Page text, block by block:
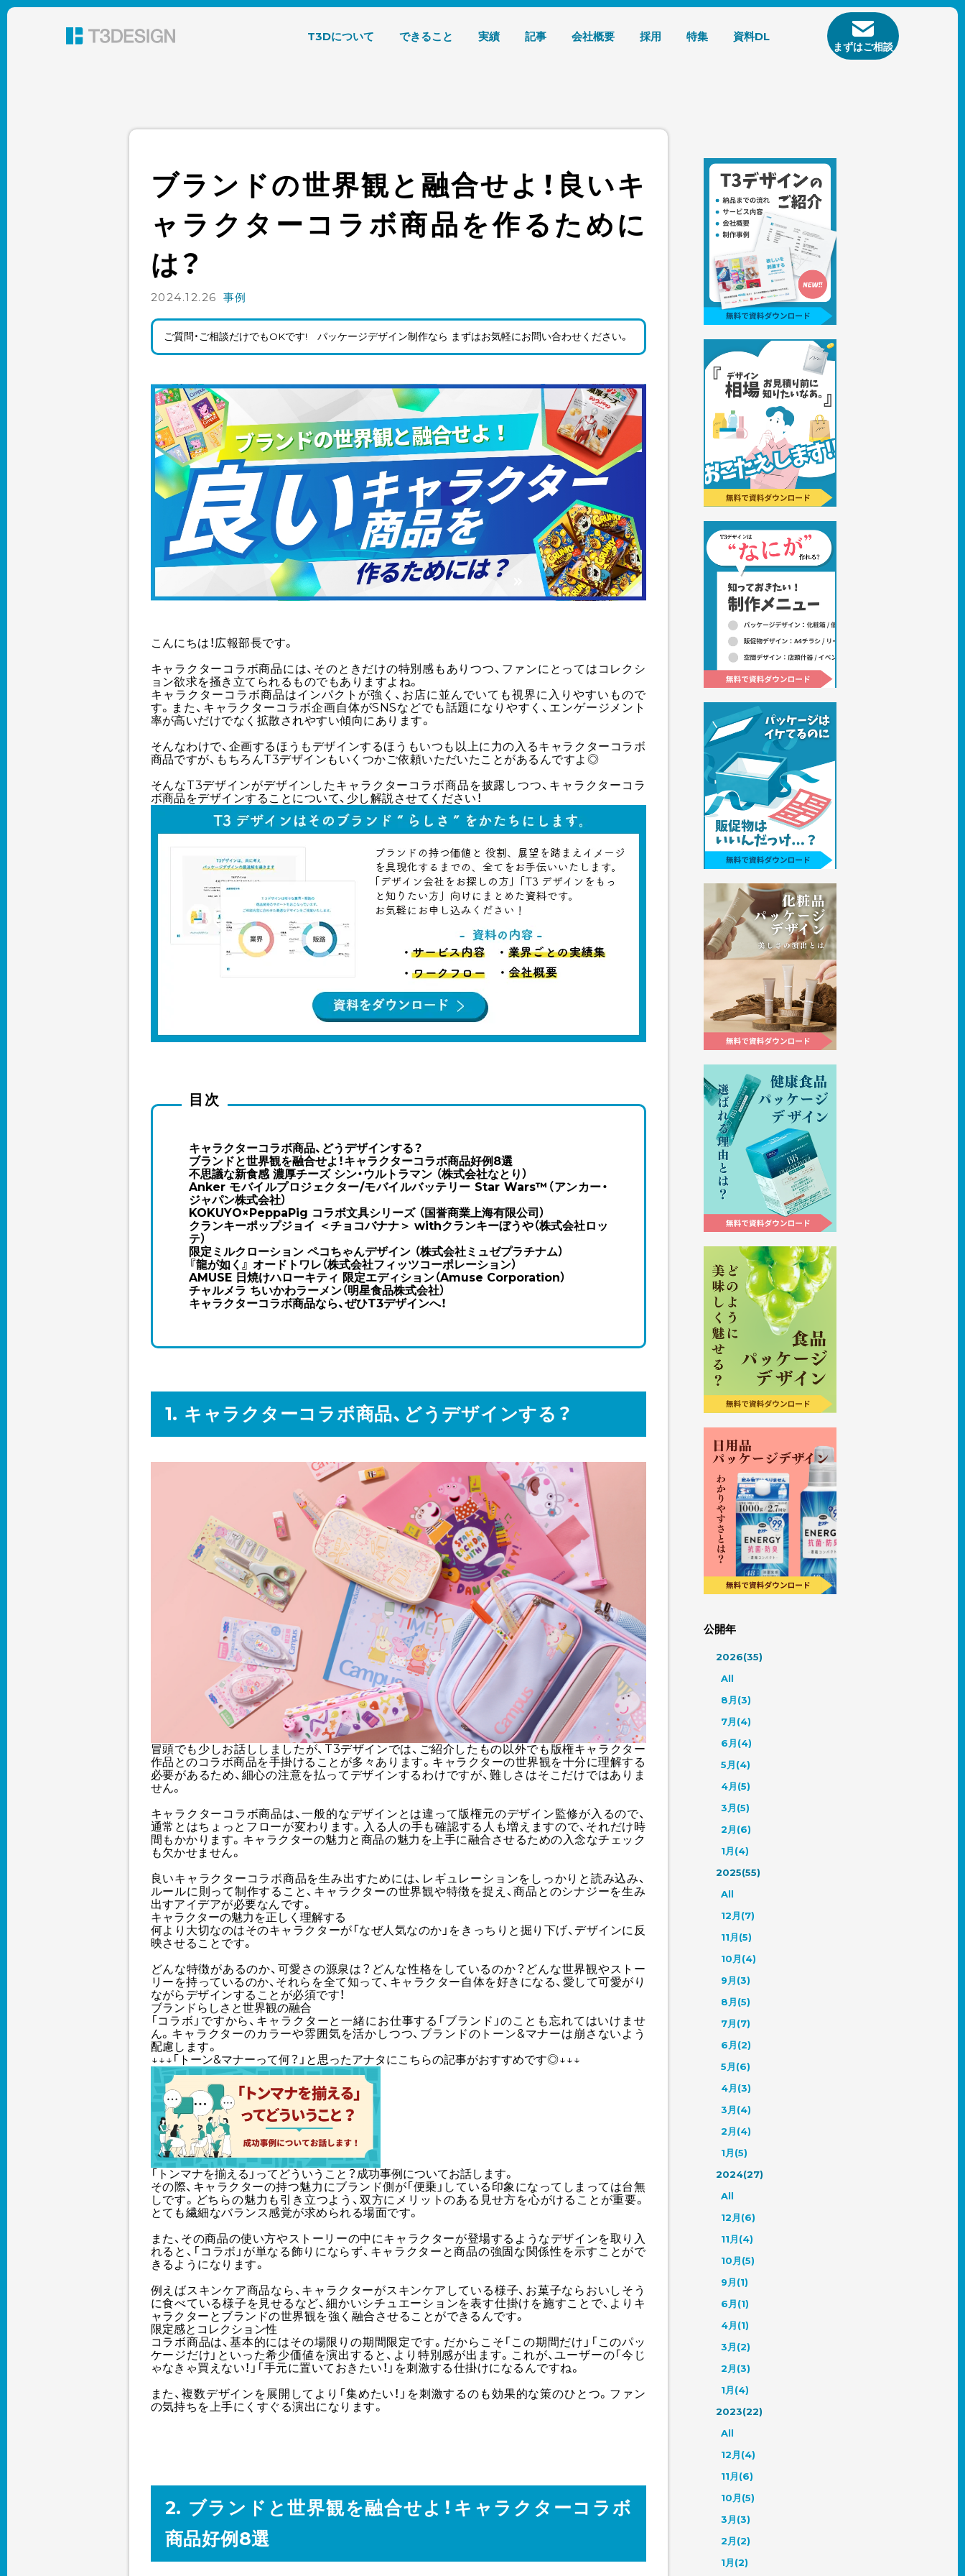
東京都渋谷のパッケージデザイン・グラフィックデザイン 株式会社T3デザイン
T3Dについて できること 実績 記事 会社概要 採用 特集 資料DL
まずはご相談
ブランドの世界観と融合せよ！良いキ
ャラクターコラボ商品を作るために
は？
2024.12.26 事例
ご質問・ご相談だけでもOKです! パッケージデザイン制作なら まずはお気軽にお問い合わせください。
こんにちは！広報部長です。
キャラクターコラボ商品には、そのときだけの特別感もありつつ、ファンにとってはコレクシ
ョン欲求を掻き立てられるものでもありますよね。
キャラクターコラボ商品はインパクトが強く、お店に並んでいても視界に入りやすいもので
す。また、キャラクターコラボ企画自体がSNSなどでも話題になりやすく、エンゲージメント
率が高いだけでなく拡散されやすい傾向にあります。
そんなわけで、企画するほうもデザインするほうもいつも以上に力の入るキャラクターコラボ
商品ですが、もちろんT3デザインもいくつかご依頼いただいたことがあるんですよ◎
そんなT3デザインがデザインしたキャラクターコラボ商品を披露しつつ、キャラクターコラ
ボ商品をデザインすることについて、少し解説させてください！
目次
キャラクターコラボ商品、どうデザインする？
ブランドと世界観を融合せよ！キャラクターコラボ商品好例8選
不思議な新食感 濃厚チーズ シン・ウルトラマン （株式会社なとり）
Anker モバイルプロジェクター/モバイルバッテリー Star Wars™（アンカー・
ジャパン株式会社）
KOKUYO×PeppaPig コラボ文具シリーズ （国誉商業上海有限公司）
クランキーポップジョイ ＜チョコバナナ＞ withクランキーぼうや（株式会社ロッ
テ）
限定ミルクローション ペコちゃんデザイン （株式会社ミュゼプラチナム）
『龍が如く』 オードトワレ（株式会社フィッツコーポレーション）
AMUSE 日焼けハローキティ 限定エディション（Amuse Corporation）
チャルメラ ちいかわラーメン（明星食品株式会社）
キャラクターコラボ商品なら、ぜひT3デザインへ！
1. キャラクターコラボ商品、どうデザインする？
冒頭でも少しお話ししましたが、T3デザインでは、ご紹介したもの以外でも版権キャラクター
作品とのコラボ商品を手掛けることが多々あります。キャラクターの世界観を十分に理解する
必要があるため、細心の注意を払ってデザインするわけですが、難しさはそこだけではありま
せん。
キャラクターコラボ商品は、一般的なデザインとは違って版権元のデザイン監修が入るので、
通常とはちょっとフローが変わります。入る人の手も確認する人も増えますので、それだけ時
間もかかります。キャラクターの魅力と商品の魅力を上手に融合させるための入念なチェック
も欠かせません。
良いキャラクターコラボ商品を生み出すためには、レギュレーションをしっかりと読み込み、
ルールに則って制作すること、キャラクターの世界観や特徴を捉え、商品とのシナジーを生み
出すアイデアが必要なんです。
キャラクターの魅力を正しく理解する
何より大切なのはそのキャラクターが「なぜ人気なのか」をきっちりと掘り下げ、デザインに反
映させることです。
どんな特徴があるのか、可愛さの源泉は？どんな性格をしているのか？どんな世界観やストー
リーを持っているのか、それらを全て知って、キャラクター自体を好きになる、愛して可愛がり
ながらデザインすることが必須です！
ブランドらしさと世界観の融合
「コラボ」ですから、キャラクターと一緒にお仕事する「ブランド」のことも忘れてはいけませ
ん。キャラクターのカラーや雰囲気を活かしつつ、ブランドのトーン&マナーは崩さないよう
配慮します。
↓↓↓「トーン&マナーって何？」と思ったアナタにこちらの記事がおすすめです◎↓↓↓
「トンマナを揃える」ってどういうこと？成功事例についてお話します。
その際、キャラクターの持つ魅力にブランド側が「便乗」している印象になってしまっては台無
しです。どちらの魅力も引き立つよう、双方にメリットのある見せ方を心がけることが重要。
とても繊細なバランス感覚が求められる場面です。
また、その商品の使い方やストーリーの中にキャラクターが登場するようなデザインを取り入
れると、「コラボ」が単なる飾りにならず、キャラクターと商品の強固な関係性を示すことがで
きるようになります。
例えばスキンケア商品なら、キャラクターがスキンケアしている様子、お菓子ならおいしそう
に食べている様子を見せるなど、細かいシチュエーションを表す仕掛けを施すことで、よりキ
ャラクターとブランドの世界観を強く融合させることができるんです。
限定感とコレクション性
コラボ商品は、基本的にはその場限りの期間限定です。だからこそ「この期間だけ」「このパッ
ケージだけ」といった希少価値を演出すると、より特別感が出ます。これが、ユーザーの「今じ
ゃなきゃ買えない！」「手元に置いておきたい！」を刺激する仕掛けになるんですね。
また、複数デザインを展開してより「集めたい！」を刺激するのも効果的な策のひとつ。ファン
の気持ちを上手にくすぐる演出になります。
2. ブランドと世界観を融合せよ！キャラクターコラボ
商品好例8選
公開年
2026(35)
All
8月(3)
7月(4)
6月(4)
5月(4)
4月(5)
3月(5)
2月(6)
1月(4)
2025(55)
All
12月(7)
11月(5)
10月(4)
9月(3)
8月(5)
7月(7)
6月(2)
5月(6)
4月(3)
3月(4)
2月(4)
1月(5)
2024(27)
All
12月(6)
11月(4)
10月(5)
9月(1)
6月(1)
4月(1)
3月(2)
2月(3)
1月(4)
2023(22)
All
12月(4)
11月(6)
10月(5)
3月(3)
2月(2)
1月(2)